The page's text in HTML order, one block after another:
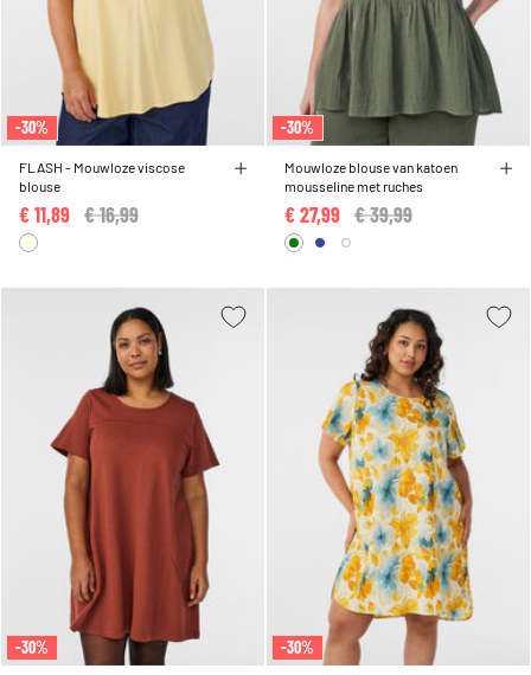
-30%
FLASH - Mouwloze viscose
blouse
Price reduced from
€ 16,99
€ 11,89
-30%
Mouwloze blouse van katoen
mousseline met ruches
Price reduced from
€ 39,99
€ 27,99
-30% -30%